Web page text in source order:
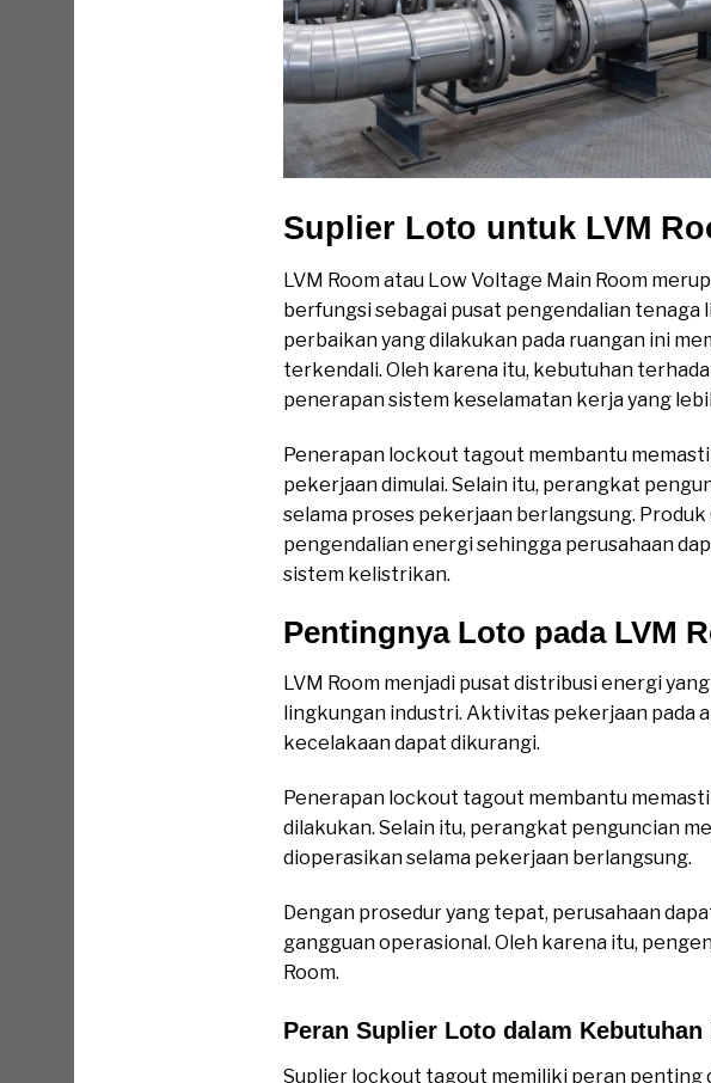
Suplier Loto untuk LVM
LVM Room atau Low Voltage Main Room
berfungsi sebagai pusat pengendalian
perbaikan yang dilakukan pada ruangan ini
terkendali. Oleh karena itu, kebutuhan
penerapan sistem keselamatan kerja yang
Penerapan lockout tagout membantu
pekerjaan dimulai. Selain itu, perangkat
selama proses pekerjaan berlangsung.
pengendalian energi sehingga perusahaan
sistem kelistrikan.
Pentingnya Loto pada LVM
LVM Room menjadi pusat distribusi energi
lingkungan industri. Aktivitas pekerjaan pada
kecelakaan dapat dikurangi.
Penerapan lockout tagout membantu
dilakukan. Selain itu, perangkat penguncian
dioperasikan selama pekerjaan berlangsung.
Dengan prosedur yang tepat, perusahaan
gangguan operasional. Oleh karena itu,
Room.
Peran Suplier Loto dalam
Suplier lockout tagout memiliki peran penting